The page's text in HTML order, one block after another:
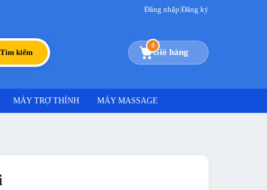
Đăng nhập|Đăng ký
Tìm kiếm
0
Giỏ hàng
MÁY TRỢ THÍNH MÁY MASSAGE